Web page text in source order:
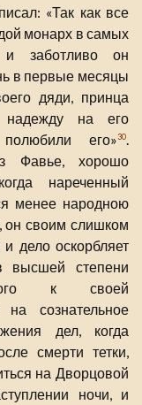
«Так как все
монарх в самых
заботливо он
в первые месяцы
дяди, принца
надежду на его
его»30
Фавье, хорошо
нареченный
менее народною
он своим слишком
дело оскорбляет
высшей степени
к своей
сознательное
дел, когда
смерти тетки,
на Дворцовой
ночи, и